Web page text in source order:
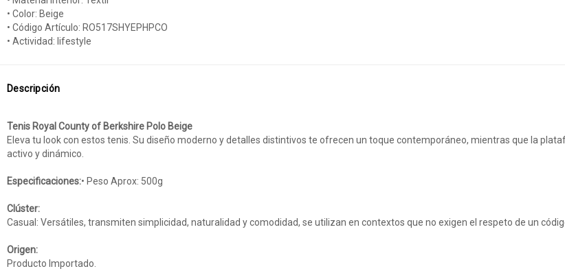
• Color: Beige
• Código Artículo: RO517SHYEPHPCO
• Actividad: lifestyle
Descripción
Tenis Royal County of Berkshire Polo Beige
Eleva tu look con estos tenis. Su diseño moderno y detalles distintivos te ofrecen un toque contemporáneo, mientras que la
activo y dinámico.
Especificaciones:• Peso Aprox: 500g
Clúster:
Casual: Versátiles, transmiten simplicidad, naturalidad y comodidad, se utilizan en contextos que no exigen el respeto de un
Origen:
Producto Importado.